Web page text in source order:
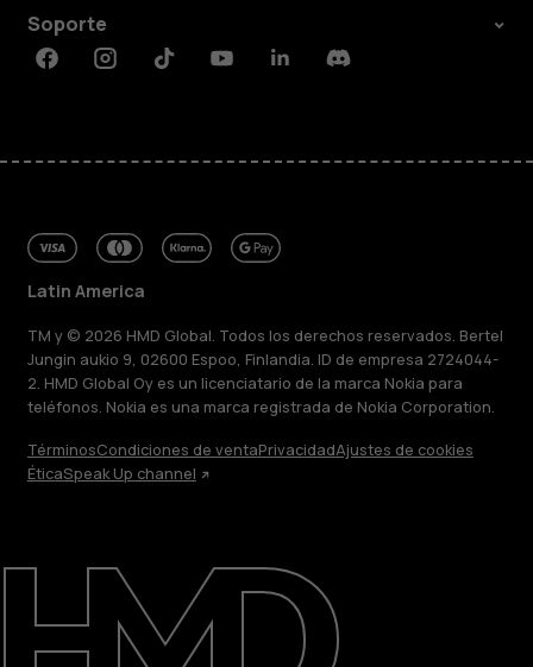
Reparar, reutilizar, reciclar
Sostenibilidad
Soporte
Soporte
FacebookInstagramTiktokYoutubeLinkedinDiscord
Latin America
TM y © 2026 HMD Global. Todos los derechos reservados. Bertel
Jungin aukio 9, 02600 Espoo, Finlandia. ID de empresa 2724044-
2. HMD Global Oy es un licenciatario de la marca Nokia para
teléfonos. Nokia es una marca registrada de Nokia Corporation.
TérminosCondiciones de ventaPrivacidadAjustes de cookies
ÉticaSpeak Up channel